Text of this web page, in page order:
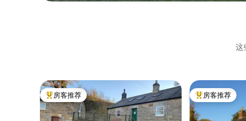
这
热门「房客推荐」
房客推荐 热门「房客推荐」
房客推荐